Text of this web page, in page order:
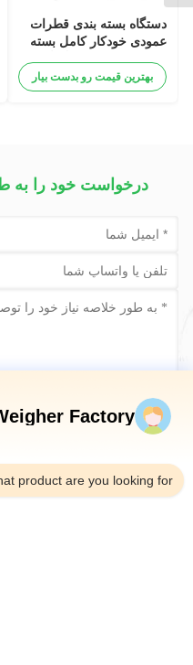
دستگاه بسته بندی قطرات
عمودی خودکار کامل بسته
بندی مواد غذایی سگ گربه
ماهی لاک پشت وزن مواد
غذایی حیوانات
بهترین قیمت رو بدست بیار
درخواست خود را به
حالا Factory
product are you looking for?